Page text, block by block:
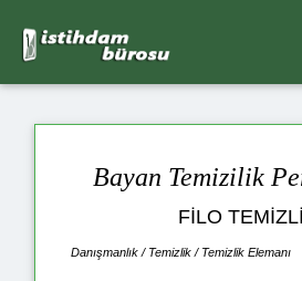
Bayan Temizilik
FİLO
Danışmanlık / Temizlik / Temizlik Elemanı